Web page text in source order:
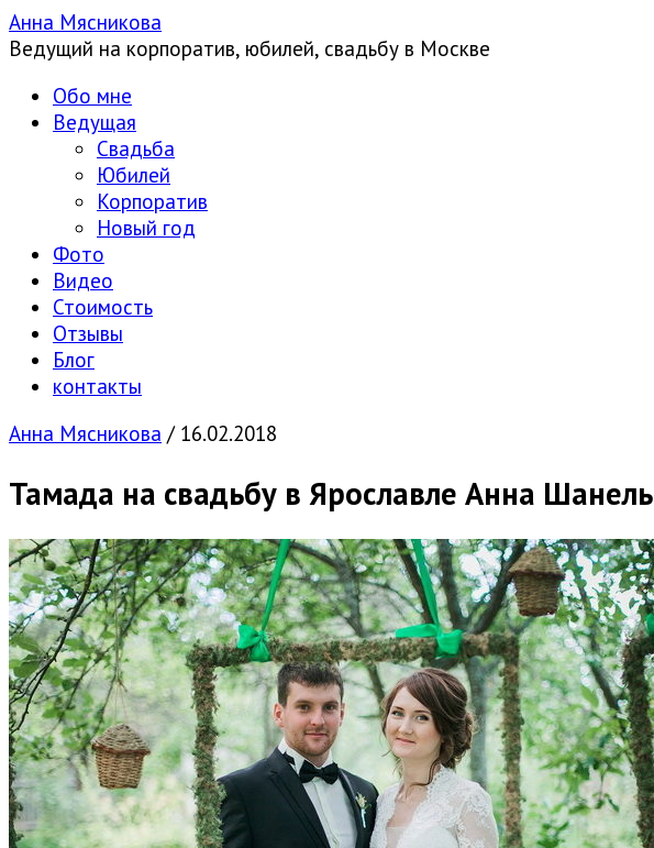
Анна Мясникова
Ведущий на корпоратив, юбилей, свадьбу в Москве
Обо мне
Ведущая
Свадьба
Юбилей
Корпоратив
Новый год
Фото
Видео
Стоимость
Отзывы
Блог
контакты
Анна Мясникова / 16.02.2018
Тамада на свадьбу в Ярославле Анна Шанель